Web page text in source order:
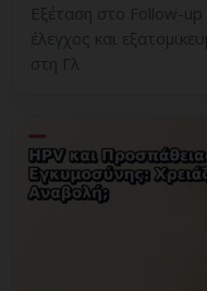
Εξέταση στο Follow-up
έλεγχος και
στη Γλ